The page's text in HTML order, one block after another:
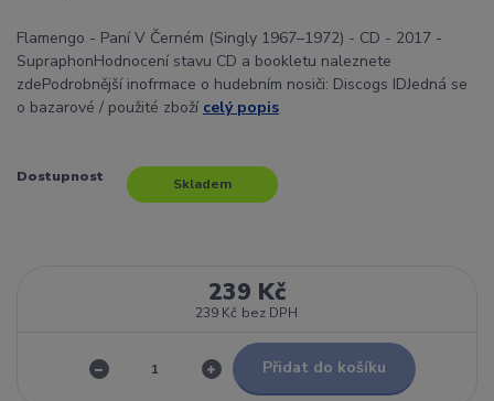
Flamengo - Paní V Černém (Singly 1967–1972) - CD - 2017 -
SupraphonHodnocení stavu CD a bookletu naleznete
zdePodrobnější inofrmace o hudebním nosiči: Discogs IDJedná se
o bazarové / použité zboží celý popis
Dostupnost Skladem
239 Kč
239 Kč bez DPH
Přidat do košíku